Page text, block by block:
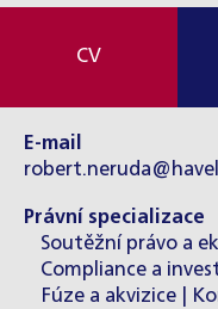
CV
E-mail
Právní specializace
Soutěžní právo a
Compliance a
Fúze a akvizice |